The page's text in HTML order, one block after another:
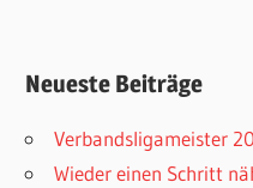
Neueste Beiträge
Verbandsligameister
Wieder einen Schritt